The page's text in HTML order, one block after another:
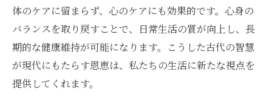
体のケアに留まらず、心のケアにも効果的です。心身の
バランスを取り戻すことで、日常生活の質が向上し、長
期的な健康維持が可能になります。こうした古代の智慧
が現代にもたらす恩恵は、私たちの生活に新たな視点を
提供してくれます。